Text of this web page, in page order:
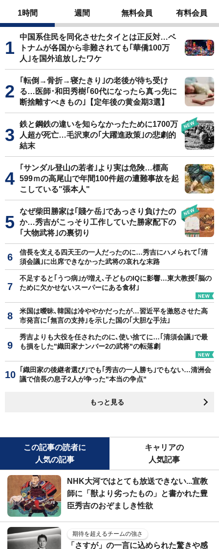
1時間 週間 無料会員 有料会員
中国系住民を同化させたタイとは正反対…ベ
トナムが各国から非難されても｢華僑100万
人｣を国外追放したワケ
｢転倒→骨折→寝たきり｣の老後が待ち受け
る…医師･和田秀樹｢60代になったら真っ先に
断捨離すべきもの｣【定年後の黄金期3選】
鉄と鋼鉄の違いを知らなかったために1700万
人超が死亡…毛沢東の｢大躍進政策｣の悲劇的
結末
｢サンダル登山の若者｣より実は危険…標高
599ｍの高尾山で年間100件超の遭難事故を起
こしている"張本人"
なぜ柴田勝家は｢賤ケ岳｣であっさり負けたの
か…秀吉がこっそり工作していた勝家配下の
｢大物武将｣の裏切り
信長を支える四天王の一人だったのに…秀吉にハメられて｢清
須会議｣に出席できなかった武将の哀れな末路
不足すると｢うつ病｣が増え､子どものIQに影響…東大教授｢脳の
ために欠かせないスーパーにある食材｣
米国は曖昧､韓国は冷ややかだったが…習近平を激怒させた高
市発言に｢無言の支持｣を示した国の｢大胆な手法｣
秀吉よりも大役を任されたのに､使い捨てに…｢清須会議｣で最
も損をした"織田家ナンバー2の武将"の転落劇
｢織田家の後継者選び｣でも｢秀吉の一人勝ち｣でもない…清洲会
議で信長の息子2人が争った"本当の争点"
もっと見る
この記事の読者に
人気の記事
キャリアの
人気記事
NHK大河ではとても放送できない...宣教
師に「獣より劣ったもの」と書かれた豊
臣秀吉のおぞましき性欲
期待を超えるチームの強さ
「さすが」の一言に込められた驚きや感